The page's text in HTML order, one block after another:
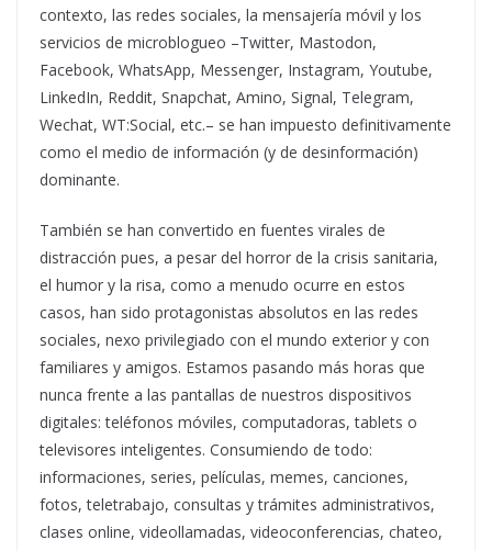
contexto, las redes sociales, la mensajería móvil y los
servicios de microblogueo –Twitter, Mastodon,
Facebook, WhatsApp, Messenger, Instagram, Youtube,
LinkedIn, Reddit, Snapchat, Amino, Signal, Telegram,
Wechat, WT:Social, etc.– se han impuesto definitivamente
como el medio de información (y de desinformación)
dominante.
También se han convertido en fuentes virales de
distracción pues, a pesar del horror de la crisis sanitaria,
el humor y la risa, como a menudo ocurre en estos
casos, han sido protagonistas absolutos en las redes
sociales, nexo privilegiado con el mundo exterior y con
familiares y amigos. Estamos pasando más horas que
nunca frente a las pantallas de nuestros dispositivos
digitales: teléfonos móviles, computadoras, tablets o
televisores inteligentes. Consumiendo de todo:
informaciones, series, películas, memes, canciones,
fotos, teletrabajo, consultas y trámites administrativos,
clases online, videollamadas, videoconferencias, chateo,